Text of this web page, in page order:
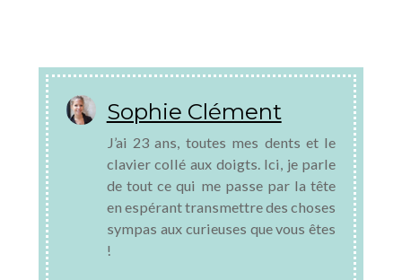
Sophie Clément
J’ai 23 ans, toutes mes dents et le
clavier collé aux doigts. Ici, je parle
de tout ce qui me passe par la tête
en espérant transmettre des choses
sympas aux curieuses que vous êtes
!